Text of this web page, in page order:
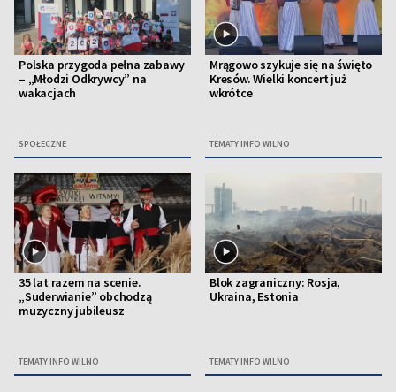
Polska przygoda pełna zabawy
– „Młodzi Odkrywcy” na
wakacjach
SPOŁECZNE
Mrągowo szykuje się na święto
Kresów. Wielki koncert już
wkrótce
TEMATY INFO WILNO
35 lat razem na scenie.
„Suderwianie” obchodzą
muzyczny jubileusz
TEMATY INFO WILNO
Blok zagraniczny: Rosja,
Ukraina, Estonia
TEMATY INFO WILNO